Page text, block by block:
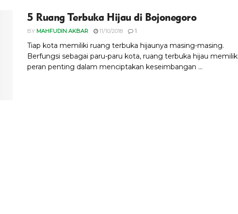
5 Ruang Terbuka Hijau di Bojonegoro
BY MAHFUDIN AKBAR 11/10/2018 1
Tiap kota memiliki ruang terbuka hijaunya masing-masing.
Berfungsi sebagai paru-paru kota, ruang terbuka hijau memiliki
peran penting dalam menciptakan keseimbangan ...